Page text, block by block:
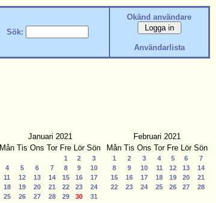
Sök:
Okänd användare
Användarlista
Januari 2021
Mån Tis Ons Tor Fre Lör Sön
1 2
3
4
5 6 7 8 9
10
11
12 13 14 15 16
17
18
19 20 21 22 23
24
25
26 27 28 29 30 31
Februari 2021
Mån Tis Ons Tor Fre Lör Sön
1 2 3 4 5 6
7
8
9 10 11 12 13
14
15
16 17 18 19 20
21
22
23 24 25 26 27 28